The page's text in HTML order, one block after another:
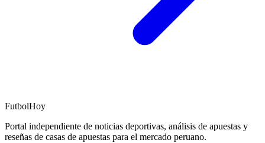
FutbolHoy
Portal independiente de noticias deportivas, análisis de apuestas y
reseñas de casas de apuestas para el mercado peruano.